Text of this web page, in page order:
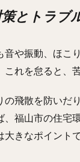
とトラブ
音や振動、ほこ
これを怠ると、
の飛散を防いだ
、福山市の住宅
きなポイントで